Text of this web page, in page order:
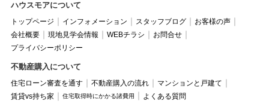
ハウスモアについて
トップページ インフォメーション スタッフブログ
お客様の声
会社概要
現地見学会情報 WEBチラシ
お問合せ
プライバシーポリシー
不動産購入について
住宅ローン審査を通す 不動産購入の流れ
マンションと戸建て
賃貸vs持ち家
住宅取得時にかかる諸費用 よくある質問